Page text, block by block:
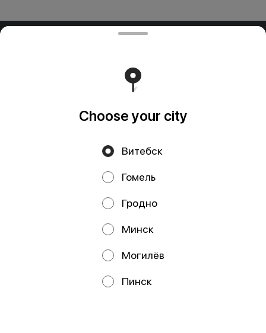
ООО "ПАДТАЙ-ГРУПП"
Свидетельство выдано Минским горисполкомом
03.12.2020 г. Интернет-магазин зарегистрирован в
Торговом реестре Республики Беларусь 18.01.2021г.
Файлы cookie
Choose your city
Витебск
Гомель
Гродно
Минск
Могилёв
Пинск